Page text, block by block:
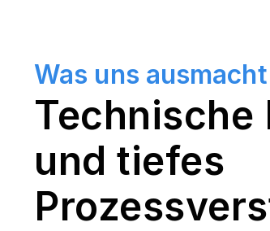
Was uns ausmacht
Technische
und tiefes